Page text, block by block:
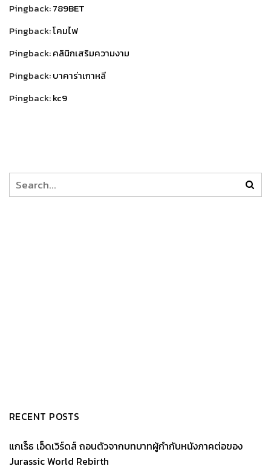
Pingback:789BET
Pingback:โคมไฟ
Pingback:คลินิกเสริมความงาม
Pingback:บาคาร่าเกาหลี
Pingback:kc9
RECENT POSTS
แกเร็ธ เอ็ดเวิร์ดส์ ถอนตัวจากบทบาทผู้กำกับหนังภาคต่อของ
Jurassic World Rebirth